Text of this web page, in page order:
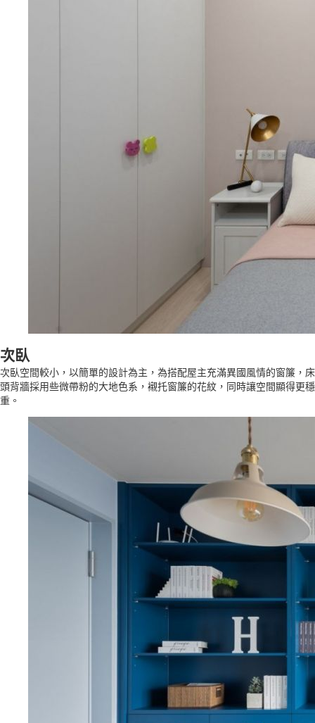
次臥
次臥空間較小，以簡單的設計為主，為搭配屋主充滿異國風情的窗簾，床
頭背牆採用些微帶粉的大地色系，襯托窗簾的花紋，同時讓空間顯得更穩
重。